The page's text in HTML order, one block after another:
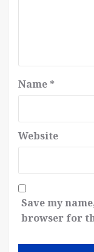
Name *
Website
Save my
browser for